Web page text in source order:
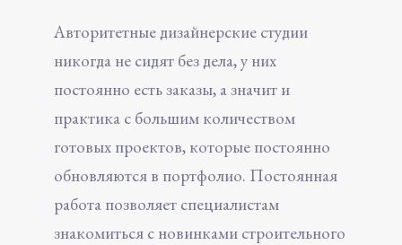
Авторитетные дизайнерские студии
никогда не сидят без дела, у них
постоянно есть заказы, а значит и
практика с большим количеством
готовых проектов, которые постоянно
обновляются в портфолио. Постоянная
работа позволяет специалистам
знакомиться с новинками строительного